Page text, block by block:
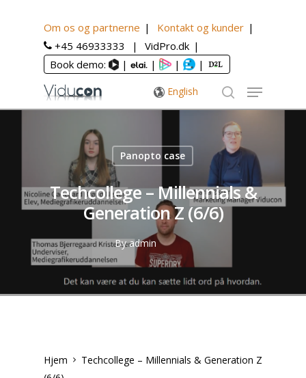
Om os og partnerne
Kontakt og kunder
+45 46933333
VidPro.dk
Book demo:
| | | |
English
Panopto case
Techcollege – Millennials &
Generation Z (6/6)
Byadmin
Hjem
Techcollege – Millennials & Generation Z